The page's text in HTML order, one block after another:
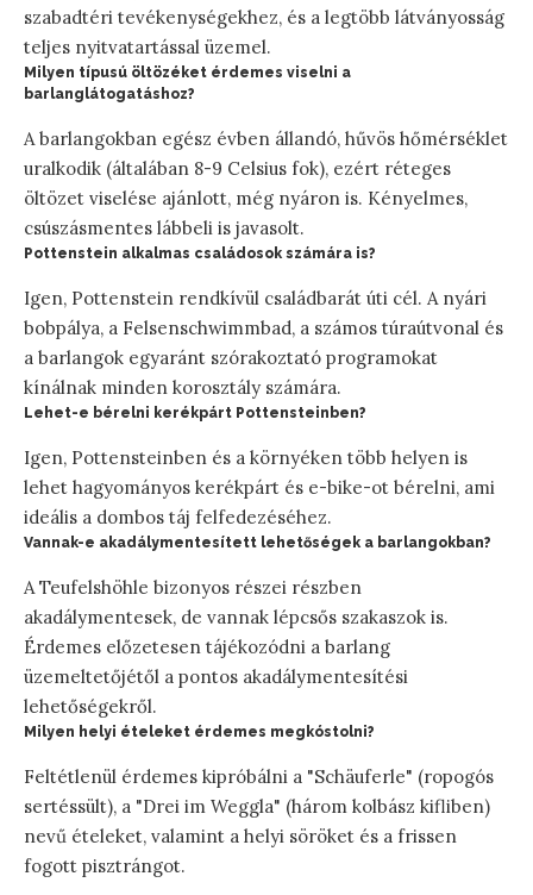
szabadtéri tevékenységekhez, és a legtöbb látványosság
teljes nyitvatartással üzemel.
Milyen típusú öltözéket érdemes viselni a
barlanglátogatáshoz?
A barlangokban egész évben állandó, hűvös hőmérséklet
uralkodik (általában 8-9 Celsius fok), ezért réteges
öltözet viselése ajánlott, még nyáron is. Kényelmes,
csúszásmentes lábbeli is javasolt.
Pottenstein alkalmas családosok számára is?
Igen, Pottenstein rendkívül családbarát úti cél. A nyári
bobpálya, a Felsenschwimmbad, a számos túraútvonal és
a barlangok egyaránt szórakoztató programokat
kínálnak minden korosztály számára.
Lehet-e bérelni kerékpárt Pottensteinben?
Igen, Pottensteinben és a környéken több helyen is
lehet hagyományos kerékpárt és e-bike-ot bérelni, ami
ideális a dombos táj felfedezéséhez.
Vannak-e akadálymentesített lehetőségek a barlangokban?
A Teufelshöhle bizonyos részei részben
akadálymentesek, de vannak lépcsős szakaszok is.
Érdemes előzetesen tájékozódni a barlang
üzemeltetőjétől a pontos akadálymentesítési
lehetőségekről.
Milyen helyi ételeket érdemes megkóstolni?
Feltétlenül érdemes kipróbálni a "Schäuferle" (ropogós
sertéssült), a "Drei im Weggla" (három kolbász kifliben)
nevű ételeket, valamint a helyi söröket és a frissen
fogott pisztrángot.